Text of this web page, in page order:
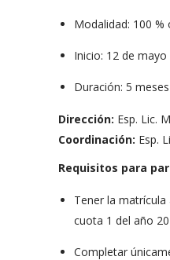
Modalidad: 100 %
Inicio: 12 de mayo
Duración: 5 meses
Dirección: Esp. Lic.
Coordinación: Esp.
Requisitos para
Tener la
cuota 1 del año
Completar